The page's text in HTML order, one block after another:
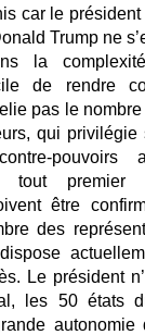
car le
Trump ne
la
de rendre
pas le
qui privilégie
pouvoirs
tout
être
des
Le président
les 50 états